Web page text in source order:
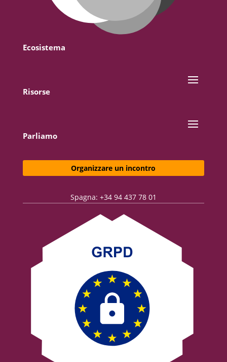
Ecosistema
Risorse
Parliamo
Organizzare un incontro
Spagna: +34 94 437 78 01